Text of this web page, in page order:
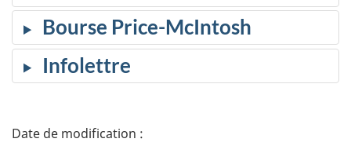
Bourse Price-McIntosh
Infolettre
D